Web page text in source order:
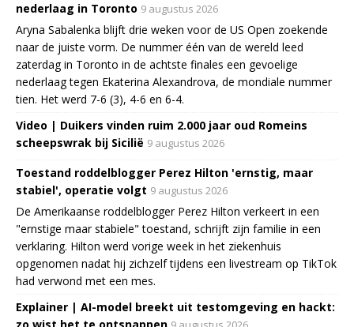
nederlaag in Toronto 9 augustus 2026
Aryna Sabalenka blijft drie weken voor de US Open zoekende
naar de juiste vorm. De nummer één van de wereld leed
zaterdag in Toronto in de achtste finales een gevoelige
nederlaag tegen Ekaterina Alexandrova, de mondiale nummer
tien. Het werd 7-6 (3), 4-6 en 6-4.
Video | Duikers vinden ruim 2.000 jaar oud Romeins
scheepswrak bij Sicilië 9 augustus 2026
Toestand roddelblogger Perez Hilton 'ernstig, maar
stabiel', operatie volgt 9 augustus 2026
De Amerikaanse roddelblogger Perez Hilton verkeert in een
"ernstige maar stabiele" toestand, schrijft zijn familie in een
verklaring. Hilton werd vorige week in het ziekenhuis
opgenomen nadat hij zichzelf tijdens een livestream op TikTok
had verwond met een mes.
Explainer | AI-model breekt uit testomgeving en hackt: